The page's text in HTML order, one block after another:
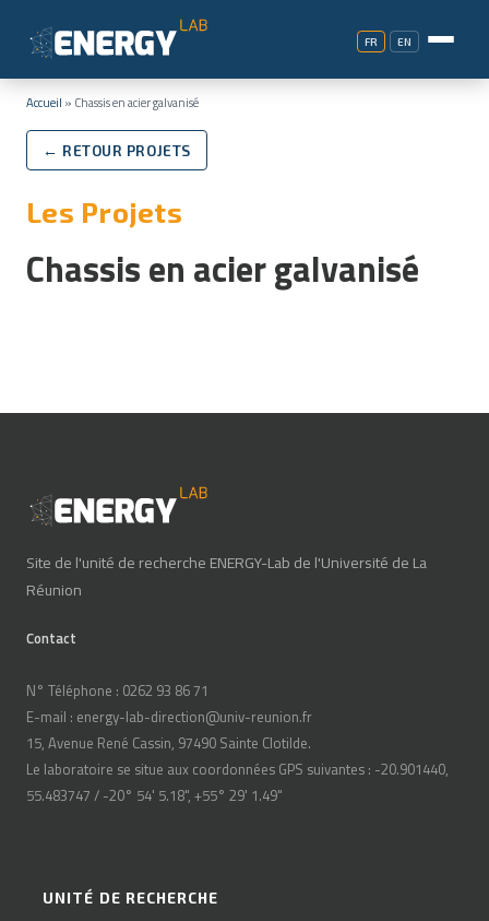
FR EN
Accueil » Chassis en acier galvanisé
← RETOUR PROJETS
Les Projets
Chassis en acier galvanisé
Site de l'unité de recherche ENERGY-Lab de l'Université de La
Réunion
Contact
N° Téléphone : 0262 93 86 71
E-mail : energy-lab-direction@univ-reunion.fr
15, Avenue René Cassin, 97490 Sainte Clotilde.
Le laboratoire se situe aux coordonnées GPS suivantes : -20.901440,
55.483747 / -20° 54' 5.18", +55° 29' 1.49"
UNITÉ DE RECHERCHE